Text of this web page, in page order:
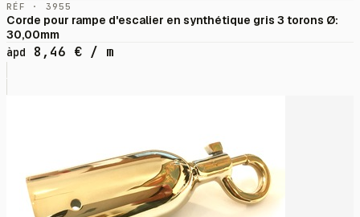
RÉF · 3955
Corde pour rampe d'escalier en synthétique gris 3 torons Ø:
30,00mm
àpd
8,46 € / m